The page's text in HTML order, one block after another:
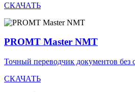
СКАЧАТЬ
PROMT Master NMT
Точный переводчик документов без
СКАЧАТЬ